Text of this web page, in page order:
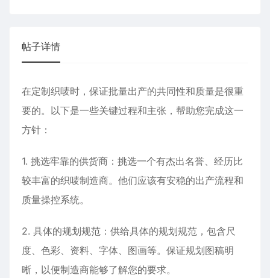
帖子详情
在定制织唛时，保证批量出产的共同性和质量是很重
要的。以下是一些关键过程和主张，帮助您完成这一
方针：
1. 挑选牢靠的供货商：挑选一个有杰出名誉、经历比
较丰富的织唛制造商。他们应该有安稳的出产流程和
质量操控系统。
2. 具体的规划规范：供给具体的规划规范，包含尺
度、色彩、资料、字体、图画等。保证规划图稿明
晰，以便制造商能够了解您的要求。